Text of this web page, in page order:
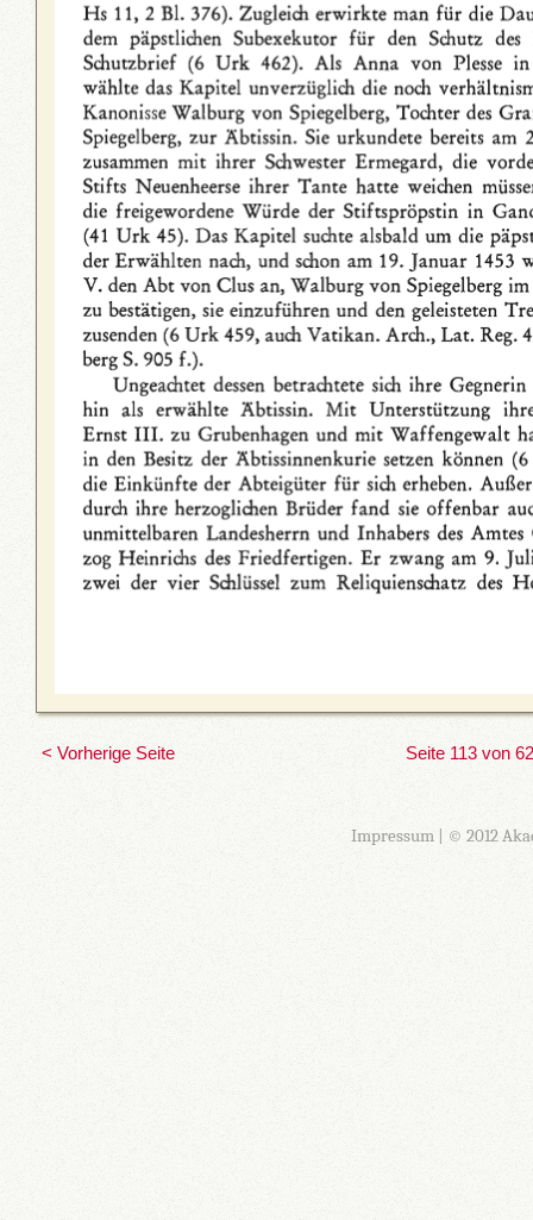
< Vorherige Seite Seite 113 von
Impressum| © 2012